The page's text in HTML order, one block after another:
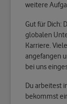
weitere
Gut für Dich:
globalen
Karriere.
angefangen
bei uns
Du arbeitest
bekommst